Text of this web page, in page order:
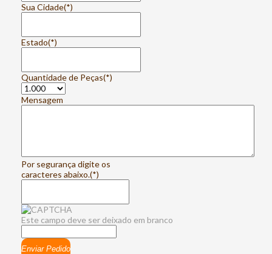
Sua Cidade(*)
Estado(*)
Quantidade de Peças(*)
Mensagem
Por segurança digite os
caracteres abaixo.(*)
Este campo deve ser deixado em branco
Enviar Pedido